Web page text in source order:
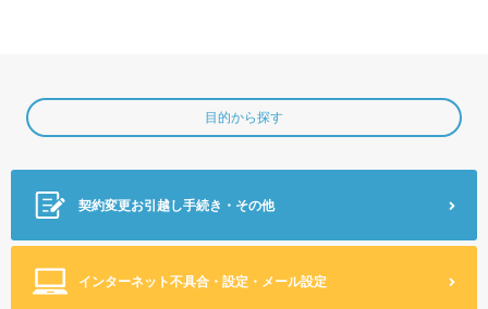
目的から探す
契約変更お引越し手続き・その他
インターネット不具合・設定・メール設定